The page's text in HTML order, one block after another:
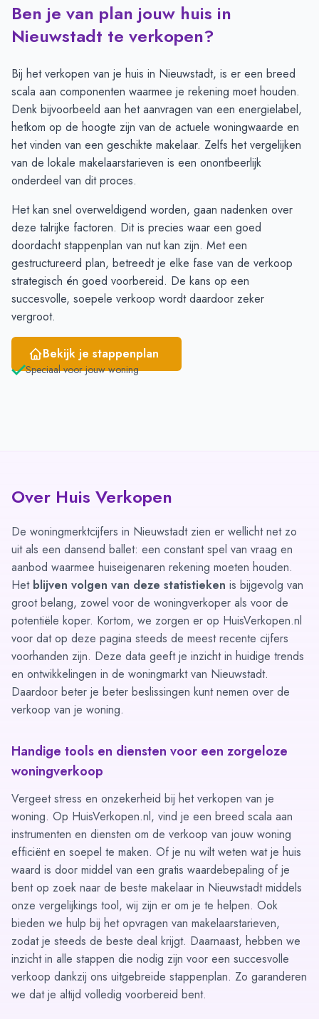
Transacties en aanmeldingen per maand - Nieuwstadt
Maand
Transacties
Aanmeldingen
Juli
12
17
Augustus
September
13
9
Oktober
11
10
November
13
December
9
Januari
8
9
Februari
9
April
13
17
Mei
15
19
Juni
13 16
Ben je van plan jouw huis in
Nieuwstadt te verkopen?
Bij het verkopen van je huis in Nieuwstadt, is er een breed
scala aan componenten waarmee je rekening moet houden.
Denk bijvoorbeeld aan het aanvragen van een energielabel,
hetkom op de hoogte zijn van de actuele woningwaarde en
het vinden van een geschikte makelaar. Zelfs het vergelijken
van de lokale makelaarstarieven is een onontbeerlijk
onderdeel van dit proces.
Het kan snel overweldigend worden, gaan nadenken over
deze talrijke factoren. Dit is precies waar een goed
doordachtstappenplan van nut kan zijn. Met een
gestructureerd plan, betreedt je elke fase van de verkoop
strategisch én goed voorbereid. De kans op een
succesvolle, soepele verkoop wordt daardoor zeker
vergroot.
Bekijk je stappenplan
Speciaal voor jouw woning
Over Huis Verkopen
De woningmerktcijfers in Nieuwstadt zien er wellicht net zo
uit als een dansend ballet: een constant spel van vraag en
aanbod waarmee huiseigenaren rekening moeten houden.
Het blijven volgen van deze statistieken is bijgevolg van
groot belang, zowel voor de woningverkoper als voor de
potentiële koper. Kortom, we zorgen er op HuisVerkopen.nl
voor dat op deze pagina steeds de meest recente cijfers
voorhanden zijn. Deze data geeft je inzicht in huidige trends
en ontwikkelingen in de woningmarkt van Nieuwstadt.
Daardoor beter je beter beslissingen kunt nemen over de
verkoop van je woning.
Handige tools en diensten voor een zorgeloze
woningverkoop
Vergeet stress en onzekerheid bij het verkopen van je
woning. Op HuisVerkopen.nl, vind je een breed scala aan
instrumenten en diensten om de verkoop van jouw woning
efficiënt en soepel te maken. Of je nu wilt weten wat je huis
waard is door middel van een gratis waardebepaling of je
bent op zoek naar de beste makelaar in Nieuwstadt middels
onze vergelijkings tool, wij zijn er om je te helpen. Ook
bieden we hulp bij het opvragen van makelaarstarieven,
zodat je steeds de beste deal krijgt. Daarnaast, hebben we
inzicht in alle stappen die nodig zijn voor een succesvolle
verkoop dankzij ons uitgebreide stappenplan. Zo garanderen
we dat je altijd volledig voorbereid bent.